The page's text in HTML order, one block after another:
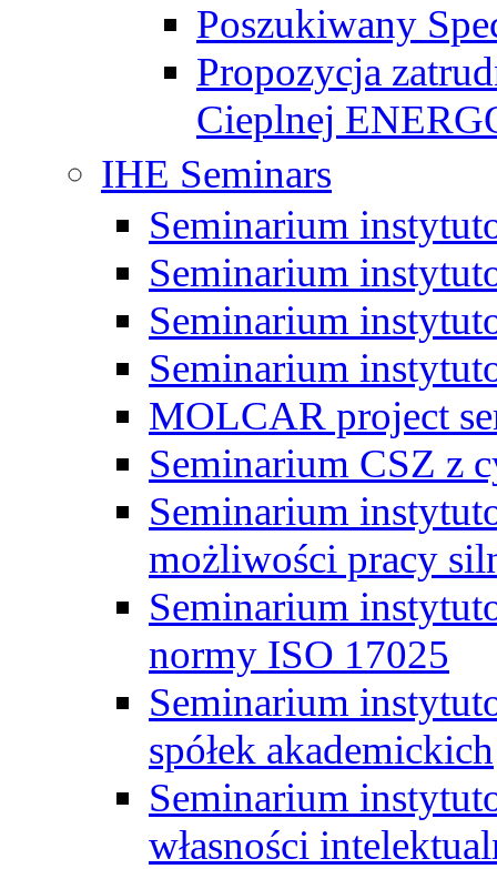
Poszukiwany
Propozycja
Cieplnej
IHE Seminars
Seminarium
Seminarium
Seminarium
Seminarium
MOLCAR project
Seminarium CSZ z
Seminarium
możliwości pracy
Seminarium
normy ISO 17025
Seminarium
spółek akademickich
Seminarium
własności